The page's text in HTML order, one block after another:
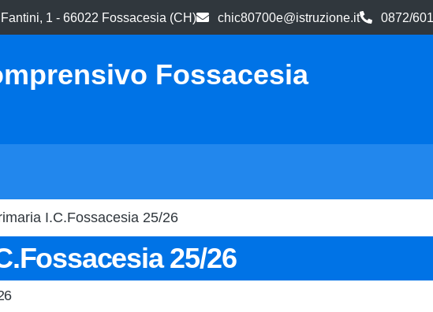
1 - 66022 Fossacesia (CH) chic80700e@istruzione.it 0872/
Fossacesia
I.C.Fossacesia 25/26
25/26